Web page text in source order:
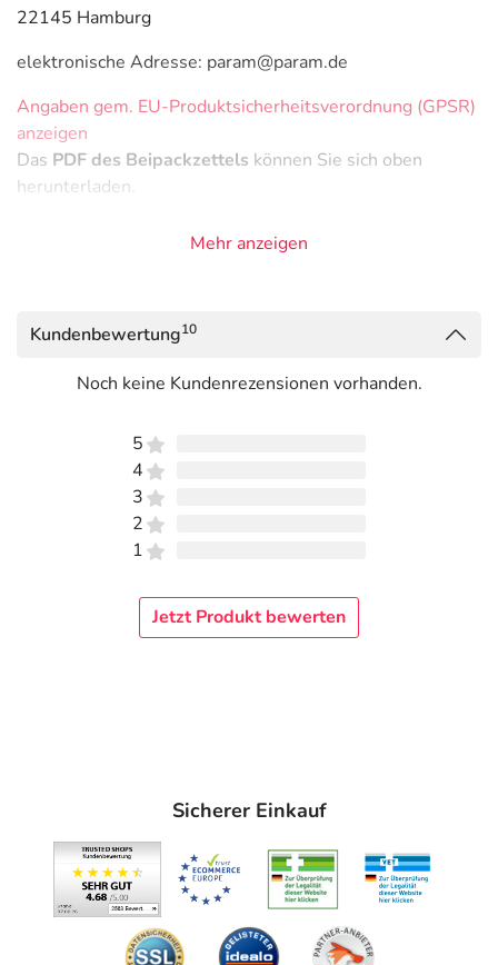
22145 Hamburg
elektronische Adresse: param@param.de
Angaben gem. EU-Produktsicherheitsverordnung (GPSR)
anzeigen
Das PDF des Beipackzettels können Sie sich oben
herunterladen.
Mehr anzeigen
Kundenbewertung10
Noch keine Kundenrezensionen vorhanden.
5
4
3
2
1
Jetzt Produkt bewerten
Sicherer Einkauf